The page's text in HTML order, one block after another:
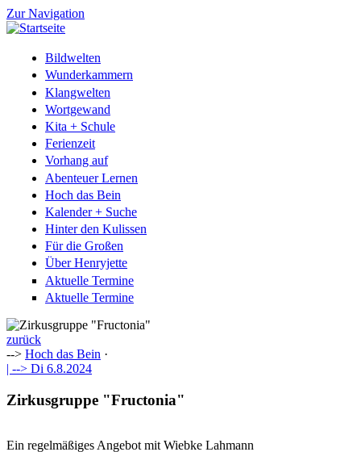
Zur Navigation
Bildwelten
Wunderkammern
Klangwelten
Wortgewand
Kita + Schule
Ferienzeit
Vorhang auf
Abenteuer Lernen
Hoch das Bein
Kalender + Suche
Hinter den Kulissen
Für die Großen
Über Henryjette
Aktuelle Termine
Aktuelle Termine
zurück
--> Hoch das Bein ·
| --> Di 6.8.2024
Zirkusgruppe "Fructonia"
Ein regelmäßiges Angebot mit Wiebke Lahmann